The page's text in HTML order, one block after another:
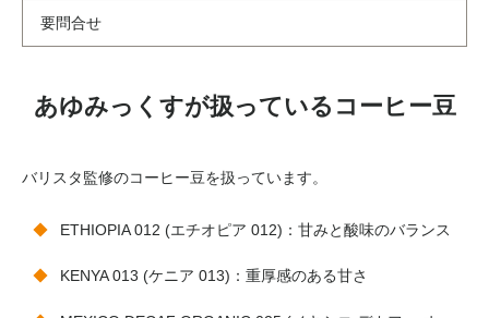
要問合せ
あゆみっくすが扱っているコーヒー豆
バリスタ監修のコーヒー豆を扱っています。
ETHIOPIA 012 (エチオピア 012)：甘みと酸味のバランス
KENYA 013 (ケニア 013)：重厚感のある甘さ